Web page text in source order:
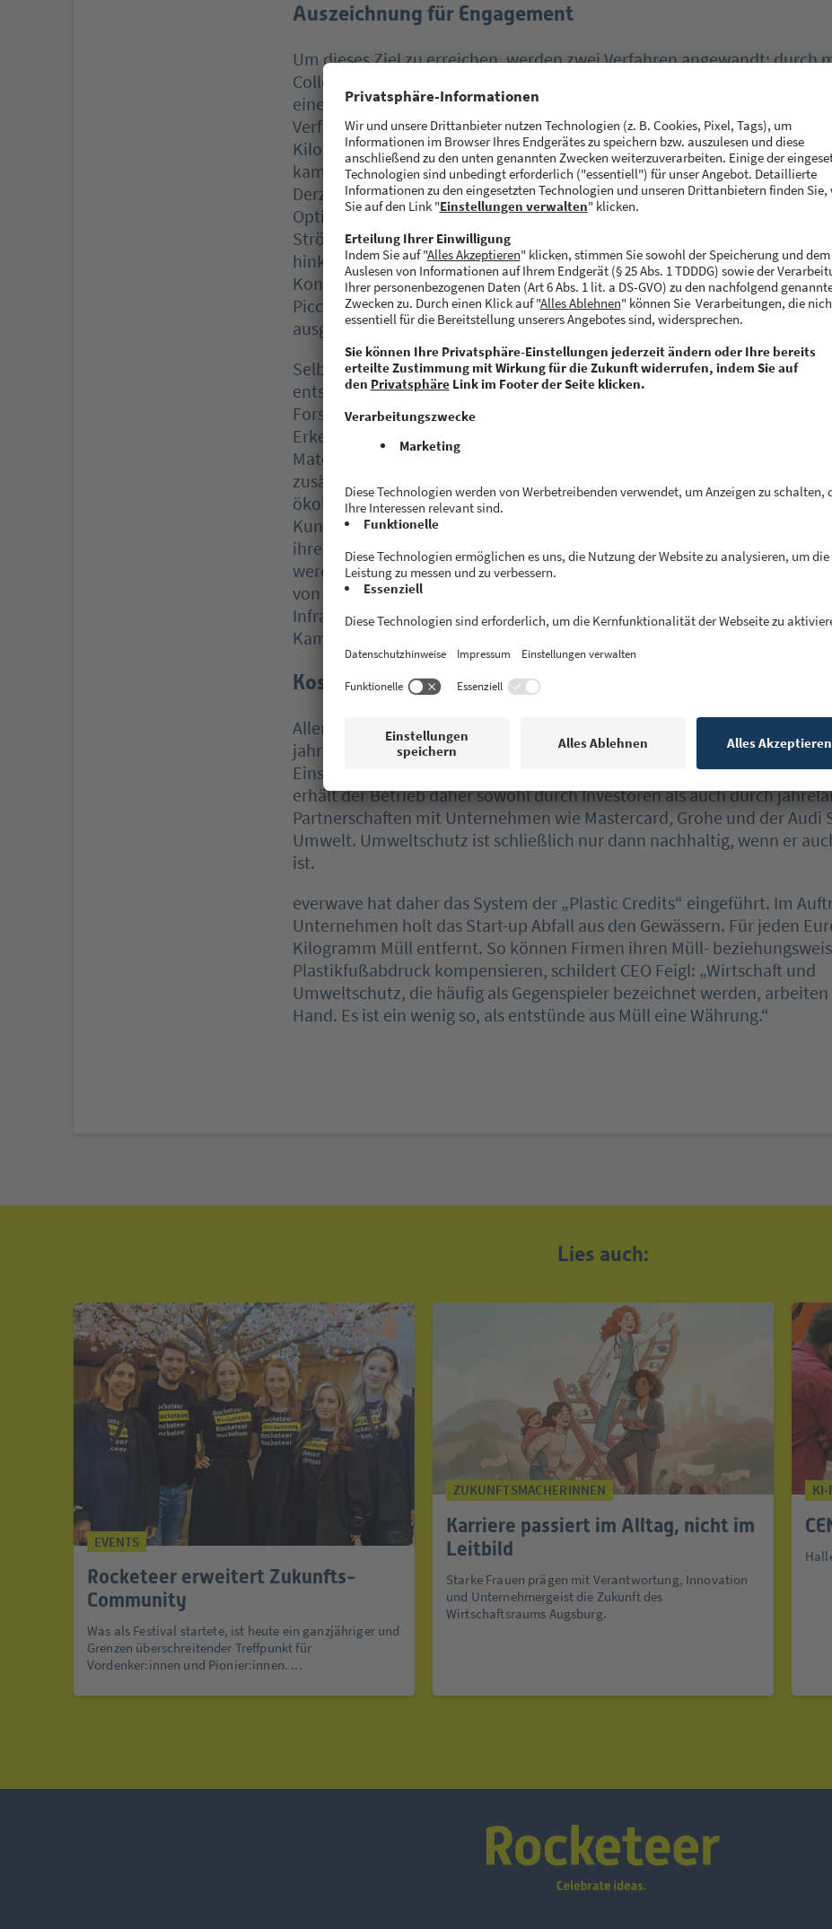
Auszeichnung für Engagement
Um dieses Ziel zu erreichen, werden zwei Verfahren angewandt: durch
CollectiX-Müllsammelboote, die bereits in Europa und Asien ­unterwegs
eine fest installierte Filter-Plattform namens HiveX. Die insgesamt drei
Verfügung stehenden Müllsammelboote haben seit 2020 bereits 692.000
Kilogramm Müll aus Flüssen wie Donau oder Mekong gesammelt. Im
kam die Plattform HiveX zum ersten Mal in Padua nahe Venedig zum
Derzeit befindet sie sich noch in einer weiterführenden Entwicklungs-
Optimierungsphase. HiveX wird stationär auf Flüssen befestigt, beruhigt
Strömung und fängt so den Abfall auf. Überall dort, wo die Plattform
hinkommt, soll in Zukunft einmal das CollectiX-Boot Abhilfe schaffen,
Konzepte miteinander zu verbinden. Die Solar Impulse Foundation von
Piccard hat beide Methoden mit dem Solar Impulse Efficient Solutions
ausgezeichnet.
Selbst Drohnen sind am Projekt beteiligt, denn sie scannen den Müll.
entstandenen Aufnahmen analysiert eine KI, in Kooperation mit dem
Forschungsinstitut für Künstliche Intelligenz. So ergeben sich wertvolle
Erkenntnisse über Herkunft und Zusammensetzung des Mülls. Das
Material lässt sich dadurch mit lokalen Recyclingpartnern effektiver
zusätzlich werden Recyclingstrukturen optimiert. Denn Plastik hat ein
ökologisches Potenzial. „Nachhaltig und intelligent designt, können
Kunststoffabfälle in eine Kreislaufwirtschaft geführt werden, ohne auch
ihrer effizienten Eigenschaften einzubüßen – statt, wie so häufig,
werden“, erklärt Jacqueline Plaster, Teil des Forschungs- und
von everwave. Daher beteiligt sich das Start-up ebenso am Aufbau von
Infrastrukturen im Recyclingbereich wie etwa eine eigene Sortierstation
Kambodscha.
Kostenintensives Vorhaben
Allerdings ist der Erfolg des Start-ups an wirtschaftliche Faktoren
jahrelange Forschung, die Entwicklung der Technik und schließlich
Einsätze auf der ganzen Welt sind teuer“, sagt CEO Clemens Feigl.
erhält der Betrieb daher sowohl durch Investoren als auch durch
Partnerschaften mit Unternehmen wie Mastercard, Grohe und der Audi
Umwelt. Umweltschutz ist schließlich nur dann nachhaltig, wenn er
ist.
everwave hat daher das System der „Plastic Credits“ eingeführt. Im
Unternehmen holt das Start-up Abfall aus den Gewässern. Für jeden
Kilogramm Müll entfernt. So können Firmen ihren Müll-
Plastikfußabdruck kompensieren, schildert CEO Feigl: „Wirtschaft und
Umweltschutz, die häufig als Gegenspieler bezeichnet werden, arbeiten
Hand. Es ist ein wenig so, als entstünde aus Müll eine Währung.“
Lies auch:
EVENTS
Rocketeer erweitert Zukunfts-
Community
Was als Festival startete, ist heute ein ganzjähriger und
Grenzen überschreitender Treffpunkt für
Vordenker:innen und Pionier:innen. ...
ZUKUNFTSMACHERINNEN
Karriere passiert im Alltag, nicht im
Leitbild
Starke Frauen prägen mit Verantwortung, Innovation
und Unternehmergeist die Zukunft des
Wirtschaftsraums Augsburg.
KI-